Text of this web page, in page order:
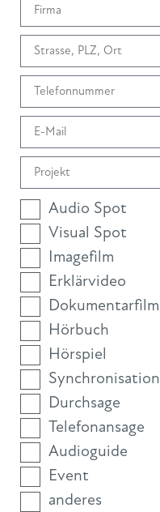
Audio Spot
Visual Spot
Imagefilm
Erklärvideo
Dokumentarfilm
Hörbuch
Hörspiel
Synchronisation
Durchsage
Telefonansage
Audioguide
Event
anderes